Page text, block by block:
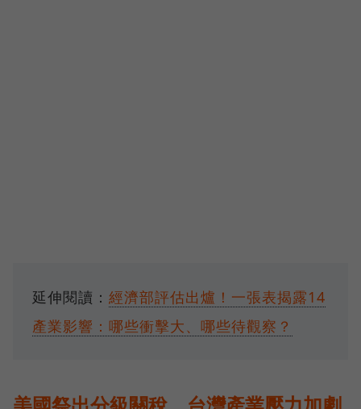
延伸閱讀： 經濟部評估出爐！一張表揭露14
產業影響：哪些衝擊大、哪些待觀察？